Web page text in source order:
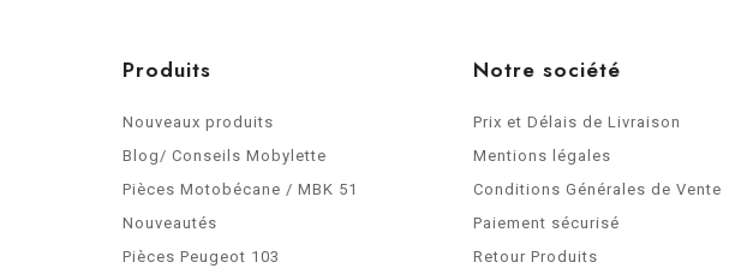
Produits
Nouveaux produits
Blog/ Conseils Mobylette
Pièces Motobécane / MBK 51
Nouveautés
Pièces Peugeot 103
Notre société
Prix et Délais de Livraison
Mentions légales
Conditions Générales de Vente
Paiement sécurisé
Retour Produits